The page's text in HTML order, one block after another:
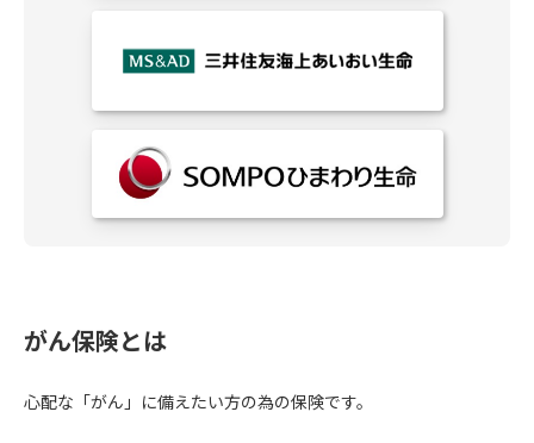
がん保険とは
心配な「がん」に備えたい方の為の保険です。